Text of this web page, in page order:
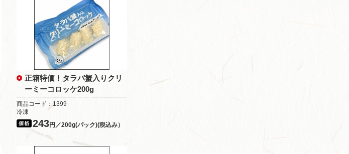
正箱特価！タラバ蟹入りクリ
ーミーコロッケ200g
商品コード：1399
冷凍
243円／200g(パック)(税込み）